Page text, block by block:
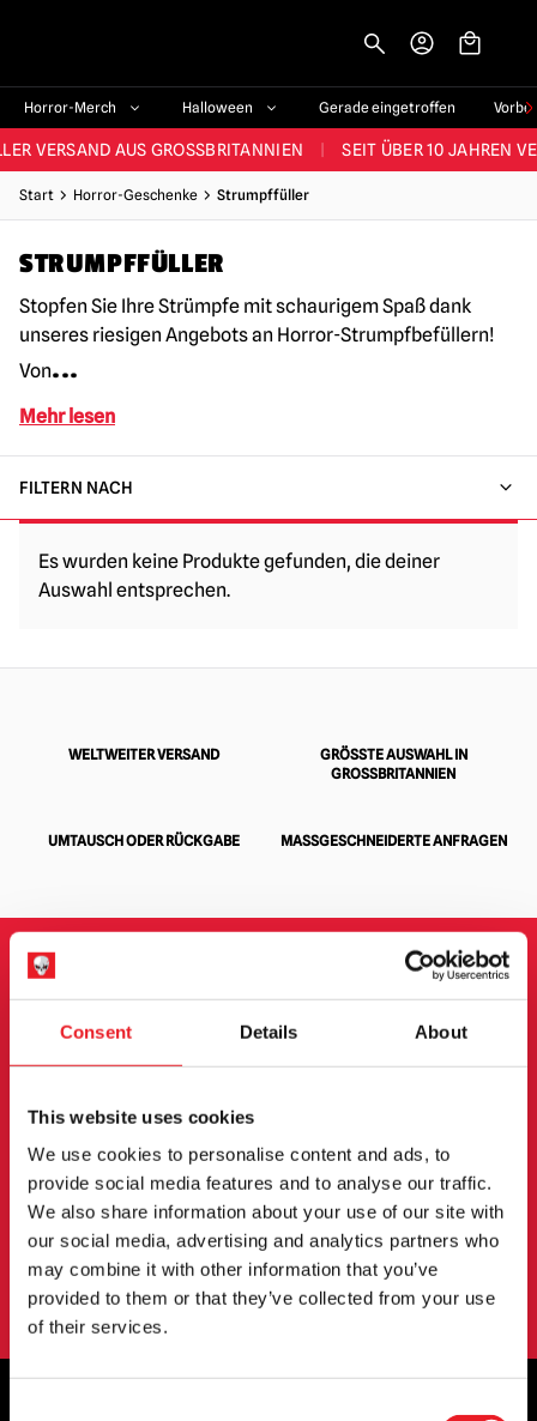
Consent Details About
This website uses cookies
We use cookies to personalise content and ads, to
provide social media features and to analyse our traffic.
We also share information about your use of our site with
our social media, advertising and analytics partners who
may combine it with other information that you’ve
provided to them or that they’ve collected from your use
of their services.
Horror-Merch Halloween Gerade eingetroffen
SORTIMENT IM VEREINIGTEN KÖNIGREICH | ÜBER 60.000
VERSAND AUS GROSSBRITANNIEN SEIT ÜBER 10 JAHREN
JEDE WOCHE NEUE HORROR-FANARTIKEL
SORTIMENT IM VEREINIGTEN KÖNIGREICH
Start Horror-Geschenke Strumpffüller
STRUMPFFÜLLER
Stopfen Sie Ihre Strümpfe mit schaurigem Spaß dank
unseres riesigen Angebots an Horror-Strumpfbefüllern!
Von...
Mehr lesen
FILTERN NACH
Es wurden keine Produkte gefunden, die deiner
Auswahl entsprechen.
WELTWEITER VERSAND
GRÖSSTE AUSWAHL IN G
ROSSBRITANNIEN
UMTAUSCH ODER RÜCKGABE MASSGESCHNEIDERTE ANFRAGEN
ANMELDUNG ZUM
NEWSLETTER
Veranstaltungen und mehr informiert zu werden.
ANMELDUNG
Mit der Anmeldung zu unserem Newsletter erklären Sie sich mit
unserem
Datenschutzbestimmungen